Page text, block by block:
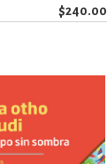
$240.00